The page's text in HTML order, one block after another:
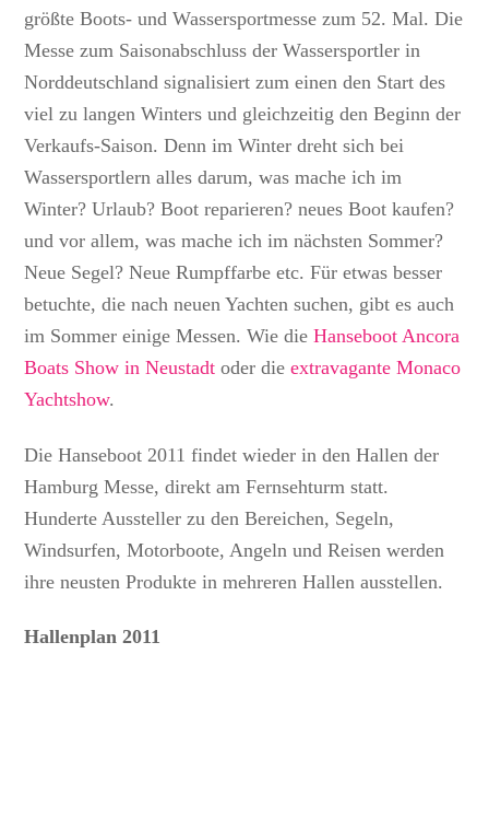
größte Boots- und Wassersportmesse zum 52. Mal. Die
Messe zum Saisonabschluss der Wassersportler in
Norddeutschland signalisiert zum einen den Start des
viel zu langen Winters und gleichzeitig den Beginn der
Verkaufs-Saison. Denn im Winter dreht sich bei
Wassersportlern alles darum, was mache ich im
Winter? Urlaub? Boot reparieren? neues Boot kaufen?
und vor allem, was mache ich im nächsten Sommer?
Neue Segel? Neue Rumpffarbe etc. Für etwas besser
betuchte, die nach neuen Yachten suchen, gibt es auch
im Sommer einige Messen. Wie dieHanseboot Ancora
Boats Show in Neustadt oder dieextravagante Monaco
Yachtshow.
Die Hanseboot 2011 findet wieder in den Hallen der
Hamburg Messe, direkt am Fernsehturm statt.
Hunderte Aussteller zu den Bereichen, Segeln,
Windsurfen, Motorboote, Angeln und Reisen werden
ihre neusten Produkte in mehreren Hallen ausstellen.
Hallenplan 2011